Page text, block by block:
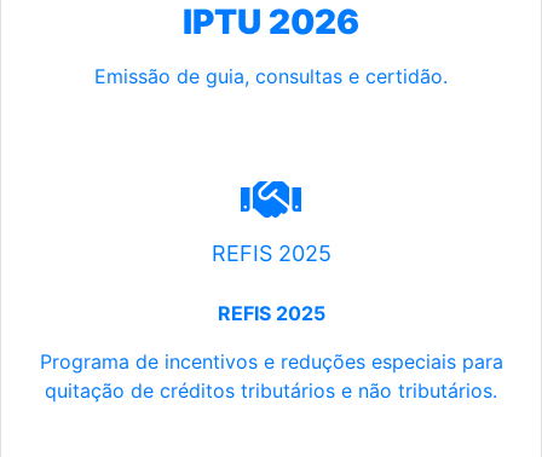
IPTU 2026
Emissão de guia, consultas e certidão.
REFIS 2025
REFIS 2025
Programa de incentivos e reduções especiais para
quitação de créditos tributários e não tributários.